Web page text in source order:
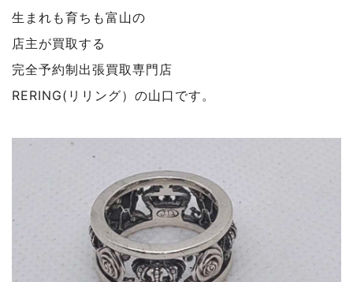
生まれも育ちも富山の
店主が買取する
完全予約制出張買取専門店
RERING(リリング）の山口です。